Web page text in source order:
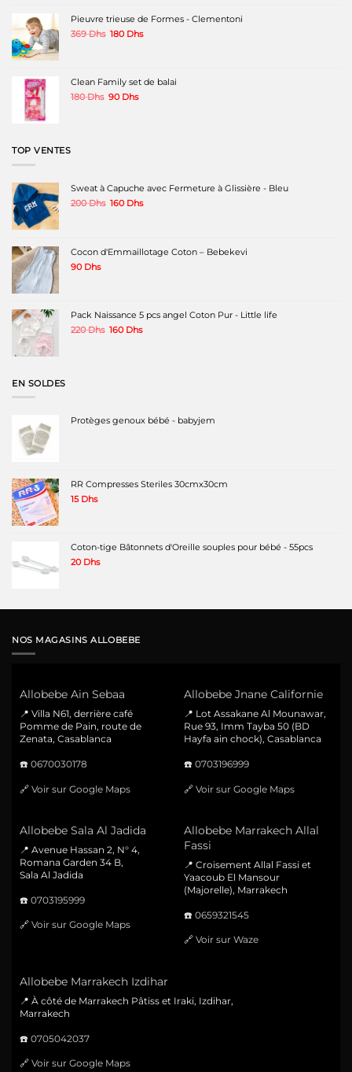
produit
du
était :
680 Dhs.
est :
520 Dhs.
Pieuvre trieuse de Formes - Clementoni
369Dhs Le
369 Dhs.
180 DhsLe
180 Dhs.
Clean Family set de balai
180Dhs Le
90 DhsLe
TOP VENTES
Sweat à Capuche avec Fermeture à Glissière - Bleu
200Dhs Le
200 Dhs.
160 DhsLe
160 Dhs.
Cocon d'Emmaillotage Coton – Bebekevi
90 Dhs
Pack Naissance 5 pcs angel Coton Pur - Little life
220Dhs Le
160 DhsLe
EN SOLDES
Protèges genoux bébé - babyjem
RR Compresses Steriles 30cmx30cm
15 Dhs
Coton-tige Bâtonnets d'Oreille souples pour bébé - 55pcs
20 Dhs
NOS MAGASINS ALLOBEBE
Allobebe Ain Sebaa
📍 Villa N61, derrière café
Pomme de Pain, route de
Zenata, Casablanca
☎️ 0670030178
🔗 Voir sur Google Maps
Allobebe Jnane Californie
📍 Lot Assakane Al Mounawar,
Rue 93, Imm Tayba 50 (BD
Hayfa ain chock), Casablanca
☎️ 0703196999
🔗 Voir sur Google Maps
Allobebe Sala Al Jadida
📍 Avenue Hassan 2, N° 4,
Romana Garden 34 B,
Sala Al Jadida
☎️ 0703195999
🔗 Voir sur Google Maps
Allobebe Marrakech Allal
Fassi
📍 Croisement Allal Fassi et
Yaacoub El Mansour
(Majorelle), Marrakech
☎️ 0659321545
🔗 Voir sur Waze
Allobebe Marrakech Izdihar
📍 À côté de Marrakech Pâtiss et Iraki, Izdihar,
Marrakech
☎️ 0705042037
🔗 Voir sur Google Maps